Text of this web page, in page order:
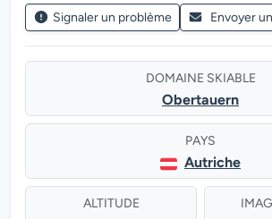
Signaler un problème Envoyer
DOMAINE SKIABLE
Obertauern
PAYS
Autriche
ALTITUDE